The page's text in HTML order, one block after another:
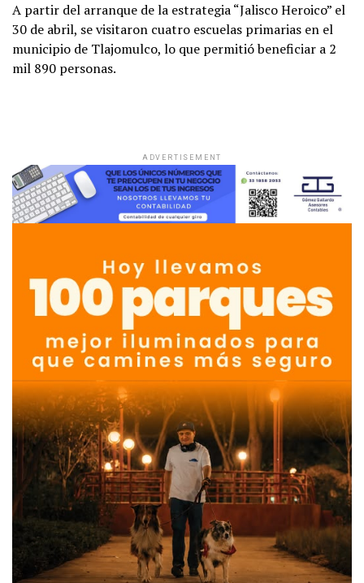
A partir del arranque de la estrategia “Jalisco Heroico” el
30 de abril, se visitaron cuatro escuelas primarias en el
municipio de Tlajomulco, lo que permitió beneficiar a 2
mil 890 personas.
ADVERTISEMENT